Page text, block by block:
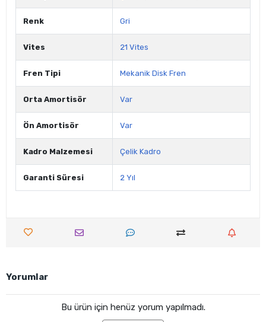
Renk Gri
Vites 21 Vites
Fren Tipi Mekanik Disk Fren
Orta Amortisör Var
Ön Amortisör Var
Kadro Malzemesi Çelik Kadro
Garanti Süresi 2 Yıl
Yorumlar
Bu ürün için henüz yorum yapılmadı.